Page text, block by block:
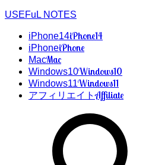
USEFuL NOTES
iPhone14iPhone14
iPhoneiPhone
MacMac
Windows10Windows10
Windows11Windows11
アフィリエイトAffiliate